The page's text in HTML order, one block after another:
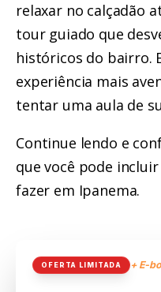
relaxar no calçadão
tour guiado que
históricos do bairro.
experiência mais
tentar uma aula de
Continue lendo e
que você pode
fazer em Ipanema.
OFERTA LIMITADA + E-